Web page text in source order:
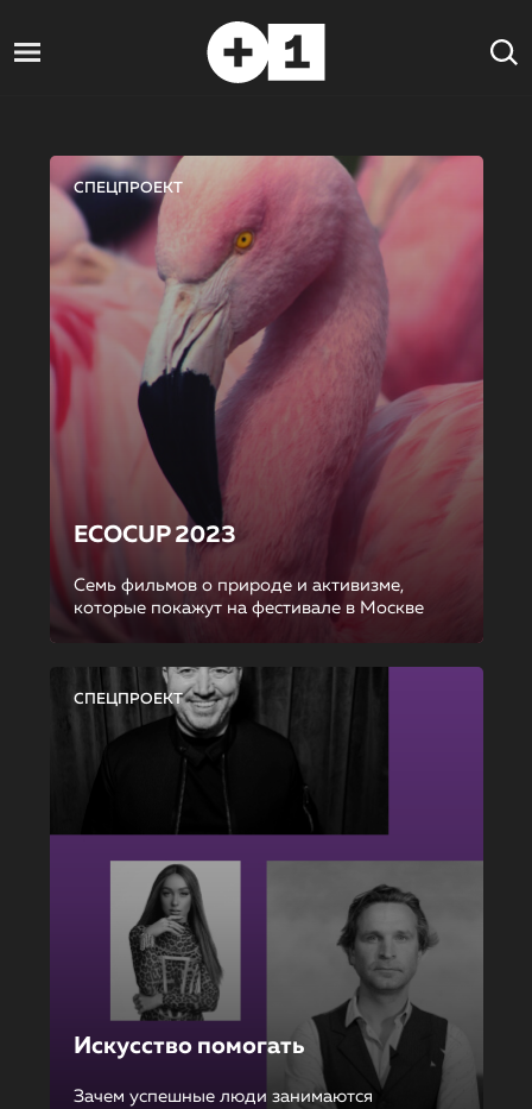
СПЕЦПРОЕКТ
ECOCUP 2023
Семь фильмов о природе и активизме,
которые покажут на фестивале в Москве
СПЕЦПРОЕКТ
Искусство помогать
Зачем успешные люди занимаются